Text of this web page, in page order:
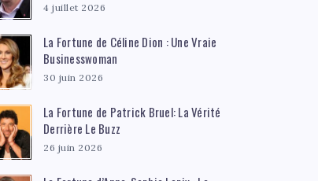
4 juillet 2026
La Fortune de Céline Dion : Une Vraie
Businesswoman
30 juin 2026
La Fortune de Patrick Bruel: La Vérité
Derrière Le Buzz
26 juin 2026